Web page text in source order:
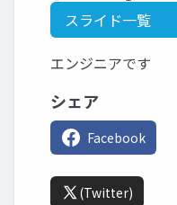
スライド一覧
エンジニアです
シェア
Facebook
(Twitter)